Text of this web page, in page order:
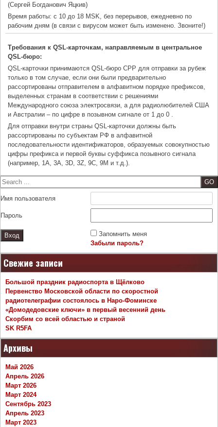
(Сергей Богданович Яцкив)
Время работы: с 10 до 18 MSK, без перерывов, ежедневно по
рабочим дням (в связи с вирусом может быть изменено. Звоните!)
Требования к QSL-карточкам, направляемым в центральное
QSL-бюро:
QSL-карточки принимаются QSL-бюро СРР для отправки за рубеж
только в том случае, если они были предварительно
рассортированы отправителем в алфавитном порядке префиксов,
выделенных странам в соответствии с решениями
Международного союза электросвязи, а для радиолюбителей США
и Австралии – по цифре в позывном сигнале от 1 до 0 .
Для отправки внутри страны QSL-карточки должны быть
рассортированы по субъектам РФ в алфавитной
последовательности идентификаторов, образуемых совокупностью
цифры префикса и первой буквы суффикса позывного сигнала
(например, 1A, 3A, 3D, 3Z, 9C, 9M и т.д.).
Search
Имя пользователя
Пароль
Запомнить меня
Забыли пароль?
Свежие записи
Большой праздник радиоспорта в Щёлково
Первенство Московской области по скоростной
радиотелеграфии состоялось в Наро-Фоминске
«Домодедовские ключи» в первый весенний день
Скорбим со всей областью и страной
SK R5FA
Архивы
Май 2026
Апрель 2026
Март 2026
Март 2024
Сентябрь 2023
Апрель 2023
Март 2023